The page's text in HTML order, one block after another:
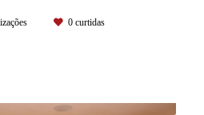
0curtidas